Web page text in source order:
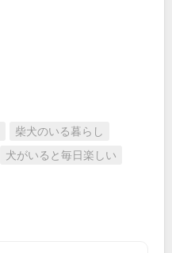
柴犬のいる暮らし
犬がいると毎日楽しい